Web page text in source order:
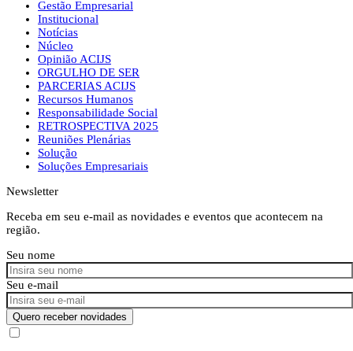
Gestão Empresarial
Institucional
Notícias
Núcleo
Opinião ACIJS
ORGULHO DE SER
PARCERIAS ACIJS
Recursos Humanos
Responsabilidade Social
RETROSPECTIVA 2025
Reuniões Plenárias
Solução
Soluções Empresariais
Newsletter
Receba em seu e-mail as novidades e eventos que acontecem na
região.
Seu nome
Seu e-mail
Quero receber novidades